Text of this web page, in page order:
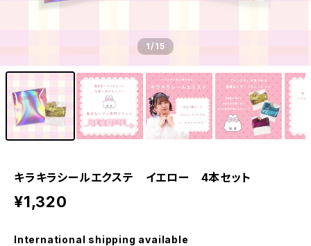
1/15
キラキラシールエクステ イエロー 4本セット
¥1,320
International shipping available